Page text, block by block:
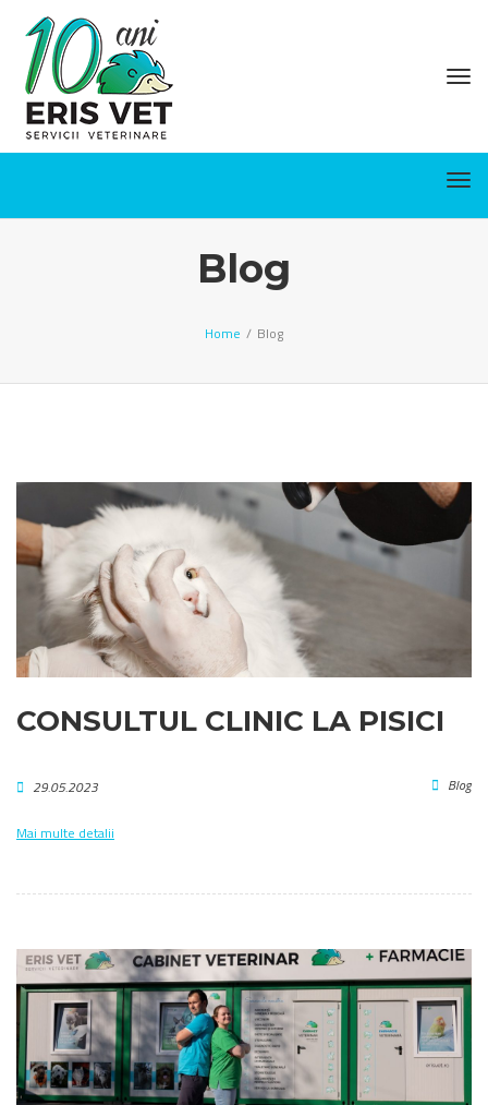
Blog
Home / Blog
CONSULTUL CLINIC LA PISICI
29.05.2023 Blog
Mai multe detalii